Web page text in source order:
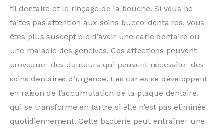
fil dentaire et le rinçage de la bouche. Si vous ne
faites pas attention aux soins bucco-dentaires, vous
êtes plus susceptible d’avoir une carie dentaire ou
une maladie des gencives. Ces affections peuvent
provoquer des douleurs qui peuvent nécessiter des
soins dentaires d’urgence. Les caries se développent
en raison de l’accumulation de la plaque dentaire,
qui se transforme en tartre si elle n’est pas éliminée
quotidiennement. Cette bactérie peut entraîner une